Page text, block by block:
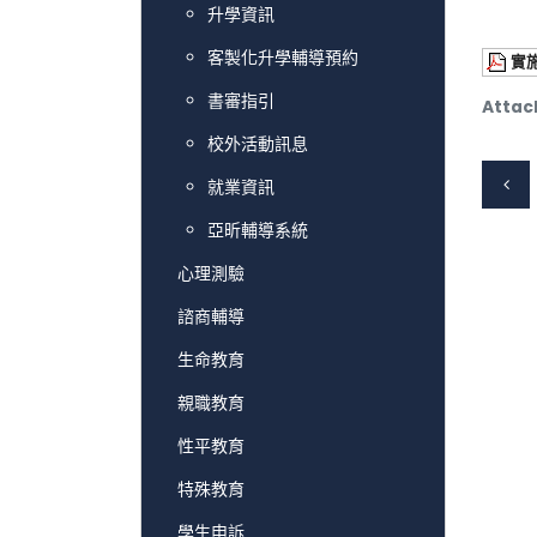
實
升學資訊
客製化升學輔導預約
書審指引
校外活動訊息
就業資訊
亞昕輔導系統
心理測驗
諮商輔導
生命教育
親職教育
性平教育
特殊教育
學生申訴